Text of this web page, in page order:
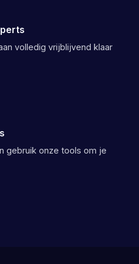
volledig vrijblijvend klaar
gebruik onze tools om je